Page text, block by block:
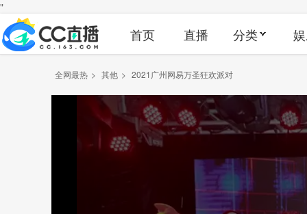
"
首页 直播 分类
全网最热 > 其他 > 2021广州网易万圣狂欢派对